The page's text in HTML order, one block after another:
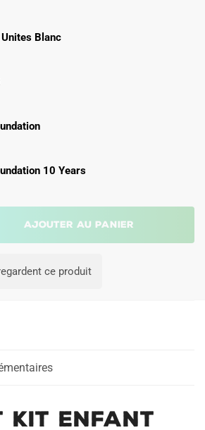
Blanc
10 Years
Ajouter au panier
ce produit
Kit Enfant